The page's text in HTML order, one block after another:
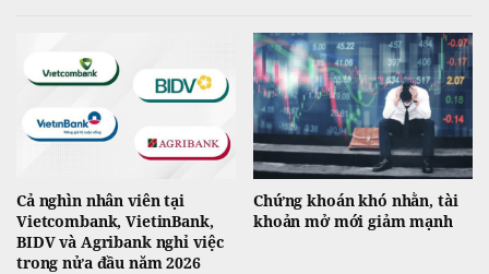
Cả nghìn nhân viên tại
Vietcombank, VietinBank,
BIDV và Agribank nghỉ việc
trong nửa đầu năm 2026
Chứng khoán khó nhằn, tài
khoản mở mới giảm mạnh